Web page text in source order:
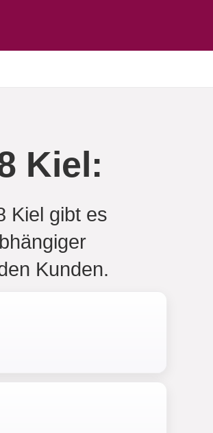
Kiel:
Kiel gibt es
Kunden.